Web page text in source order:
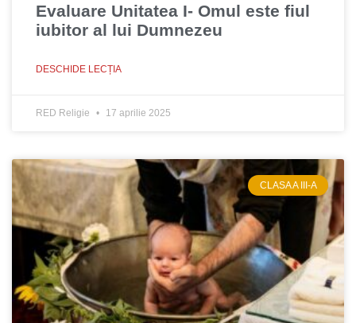
Evaluare Unitatea I- Omul este fiul
iubitor al lui Dumnezeu
DESCHIDE LECȚIA
RED Religie 17 aprilie 2025
CLASA A III-A